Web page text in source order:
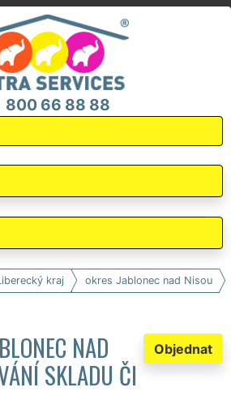
800 66 88 88
kraj okres Jablonec nad Nisou
Objednat
NAD
SKLADU ČI